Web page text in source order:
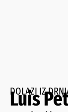
DOLAZI IZ
Luis